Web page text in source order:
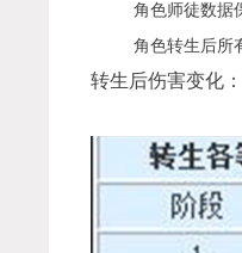
角色师徒数据
角色转生后所
转生后伤害变化：